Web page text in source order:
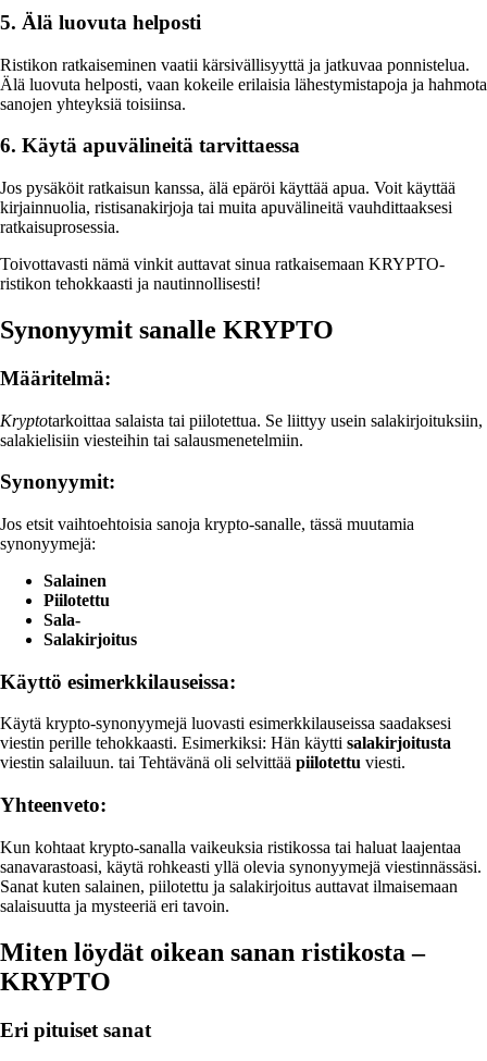
5. Älä luovuta helposti
Ristikon ratkaiseminen vaatii kärsivällisyyttä ja jatkuvaa ponnistelua.
Älä luovuta helposti, vaan kokeile erilaisia lähestymistapoja ja hahmota
sanojen yhteyksiä toisiinsa.
6. Käytä apuvälineitä tarvittaessa
Jos pysäköit ratkaisun kanssa, älä epäröi käyttää apua. Voit käyttää
kirjainnuolia, ristisanakirjoja tai muita apuvälineitä vauhdittaaksesi
ratkaisuprosessia.
Toivottavasti nämä vinkit auttavat sinua ratkaisemaan KRYPTO-
ristikon tehokkaasti ja nautinnollisesti!
Synonyymit sanalle KRYPTO
Määritelmä:
Kryptotarkoittaa salaista tai piilotettua. Se liittyy usein salakirjoituksiin,
salakielisiin viesteihin tai salausmenetelmiin.
Synonyymit:
Jos etsit vaihtoehtoisia sanoja krypto-sanalle, tässä muutamia
synonyymejä:
Salainen
Piilotettu
Sala-
Salakirjoitus
Käyttö esimerkkilauseissa:
Käytä krypto-synonyymejä luovasti esimerkkilauseissa saadaksesi
viestin perille tehokkaasti. Esimerkiksi: Hän käytti salakirjoitusta
viestin salailuun. tai Tehtävänä oli selvittää piilotettu viesti.
Yhteenveto:
Kun kohtaat krypto-sanalla vaikeuksia ristikossa tai haluat laajentaa
sanavarastoasi, käytä rohkeasti yllä olevia synonyymejä viestinnässäsi.
Sanat kuten salainen, piilotettu ja salakirjoitus auttavat ilmaisemaan
salaisuutta ja mysteeriä eri tavoin.
Miten löydät oikean sanan ristikosta –
KRYPTO
Eri pituiset sanat